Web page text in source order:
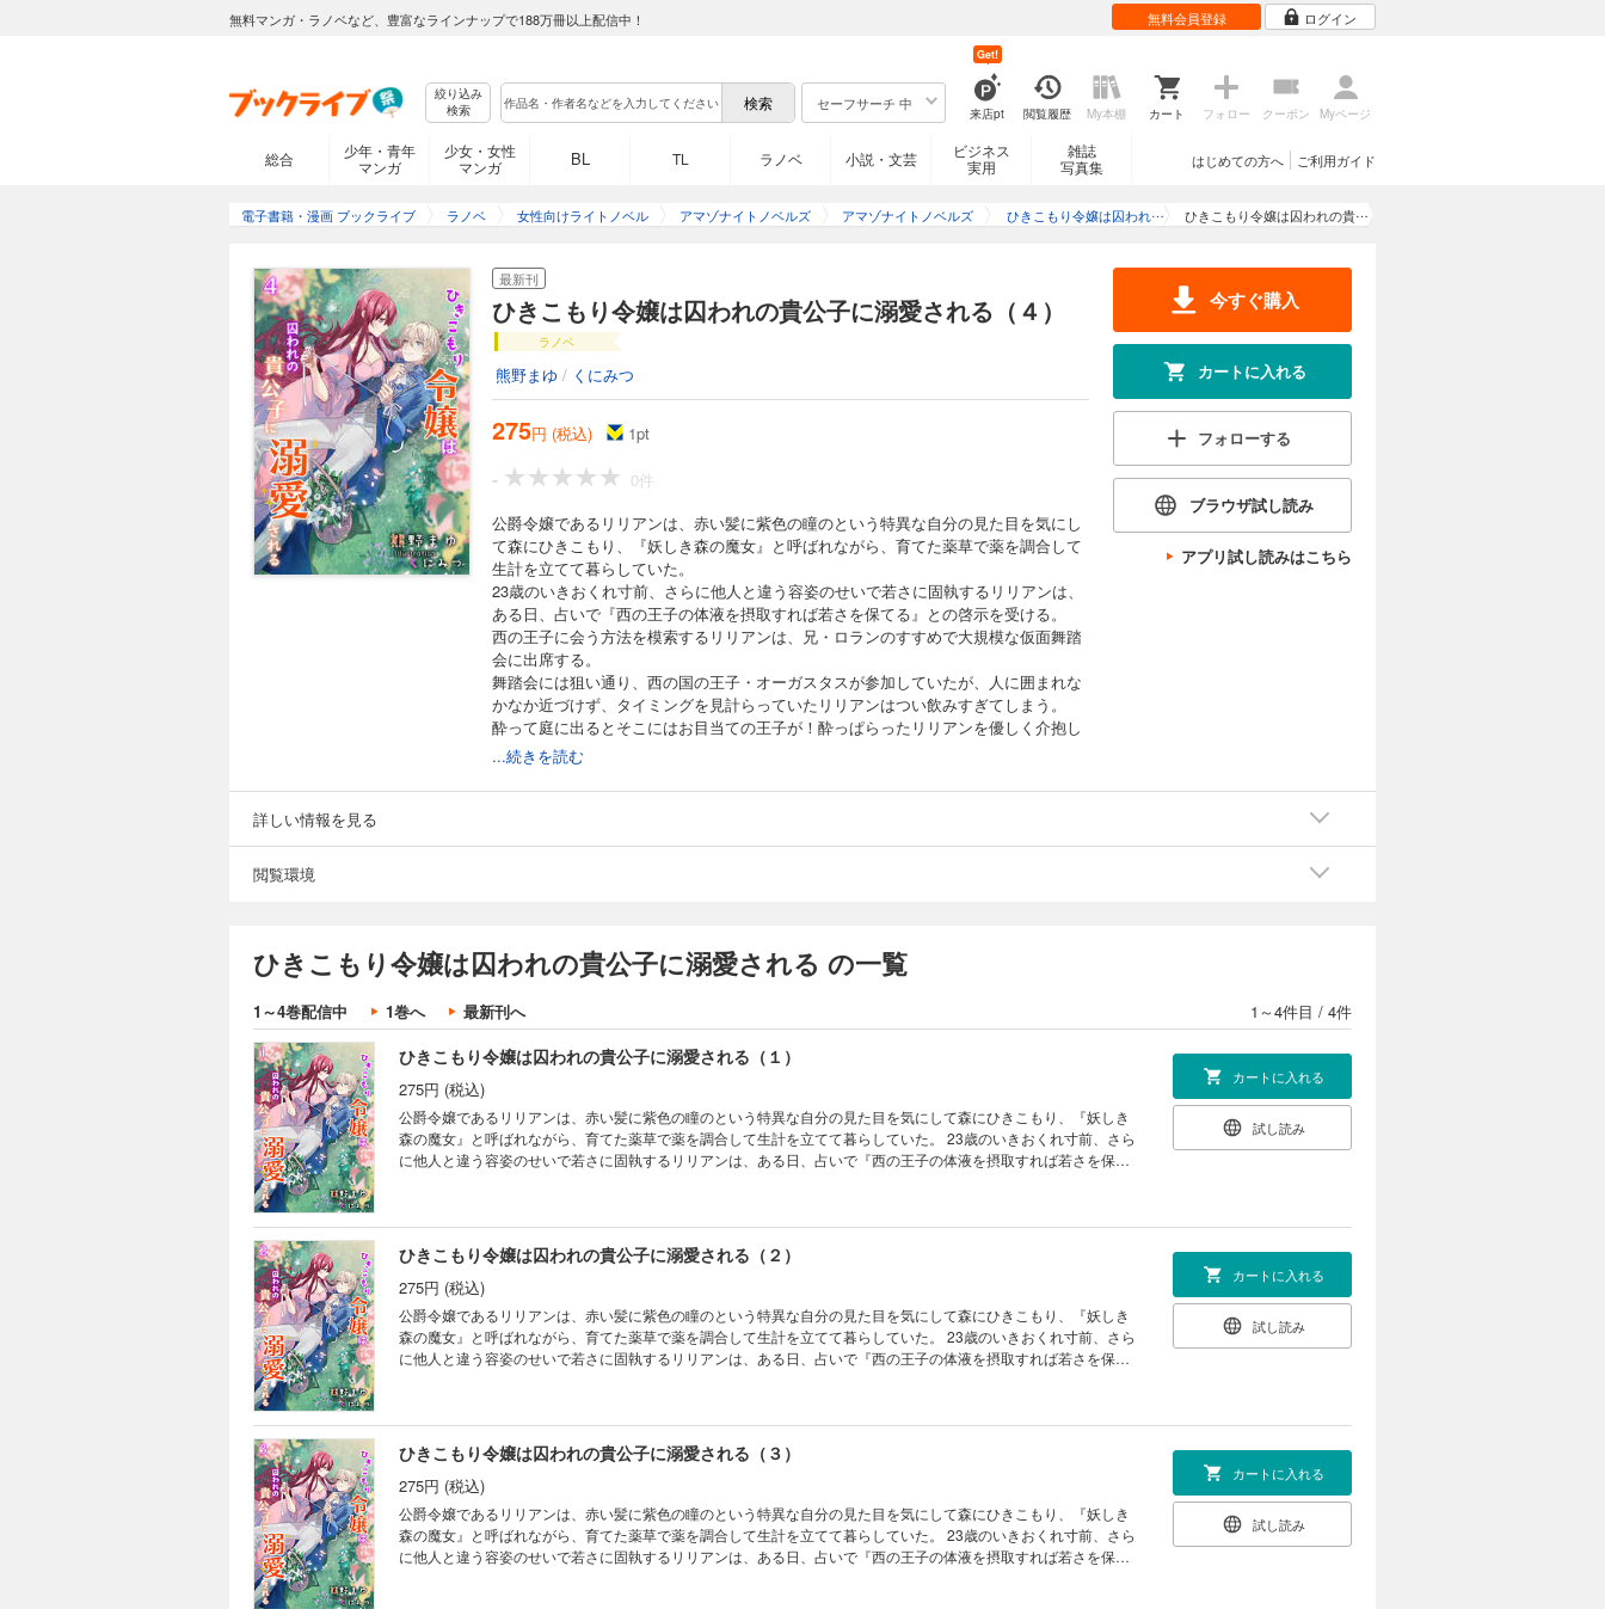
無料マンガ・ラノベなど、豊富なラインナップで188万冊以上配信中！ 無料会員登録 ログイン
絞り込み
検索
セーフサーチ 中
来店pt
Get!
閲覧履歴 My本棚 カート フォロー クーポン Myページ
総合
少年・青年
マンガ
少女・女性
マンガ
BL TL ラノベ 小説・文芸
ビジネス
実用
雑誌
写真集
ご利用ガイド
はじめての方へ
電子書籍・漫画 ブックライブ ラノベ 女性向けライトノベル アマゾナイトノベルズ アマゾナイトノベルズ
ひきこもり令嬢は囚われ
ひきこもり令嬢は囚われの貴
最新刊
ひきこもり令嬢は囚われの貴公子に溺愛される（４）
ラノベ
熊野まゆ / くにみつ
275円 (税込) 1pt
-
0件
公爵令嬢であるリリアンは、赤い髪に紫色の瞳のという特異な自分の見た目を気にし
て森にひきこもり、『妖しき森の魔女』と呼ばれながら、育てた薬草で薬を調合して
生計を立てて暮らしていた。
23歳のいきおくれ寸前、さらに他人と違う容姿のせいで若さに固執するリリアンは、
ある日、占いで『西の王子の体液を摂取すれば若さを保てる』との啓示を受ける。
西の王子に会う方法を模索するリリアンは、兄・ロランのすすめで大規模な仮面舞踏
会に出席する。
舞踏会には狙い通り、西の国の王子・オーガスタスが参加していたが、人に囲まれな
かなか近づけず、タイミングを見計らっていたリリアンはつい飲みすぎてしまう。
酔って庭に出るとそこにはお目当ての王子が！酔っぱらったリリアンを優しく介抱し
てくれるオーガスタスに、
流れで「あなたの体液をください！」とお願いすると、オーガスタスはどういうわけ
か「ではぜひ僕を誘拐してください」と言いだし、そのまま舞踏会を抜け出して!?
『ひきこもり令嬢は囚われの貴公子に溺愛される（４）』には「第四章」（後半）～
...続きを読む
今すぐ購入
カートに入れる
フォローする
ブラウザ試し読み
アプリ試し読みはこちら
詳しい情報を見る
閲覧環境
ひきこもり令嬢は囚われの貴公子に溺愛される の一覧
1～4巻配信中 1巻へ 最新刊へ 1～4件目 / 4件
ひきこもり令嬢は囚われの貴公子に溺愛される（１）
275円 (税込)
公爵令嬢であるリリアンは、赤い髪に紫色の瞳のという特異な自分の見た目を気にして森にひきこもり、『妖しき
森の魔女』と呼ばれながら、育てた薬草で薬を調合して生計を立てて暮らしていた。 23歳のいきおくれ寸前、さら
に他人と違う容姿のせいで若さに固執するリリアンは、ある日、占いで『西の王子の体液を摂取すれば若さを保て
タイミングを見計らっていたリリアンはつい飲みすぎてしまう。 酔って庭に出るとそこにはお目当ての王子が！酔
っぱらったリリアンを優しく介抱してくれるオーガスタスに、 流れで「あなたの体液をください！」とお願いする
と、オーガスタスはどういうわけか「ではぜひ僕を誘拐してください」と言いだし、そのまま舞踏会を抜け出し
て!? ひきこもり公爵令嬢と、年下貴公子の淫らで甘々なスローライフ！ 『ひきこもり令嬢は囚われの貴公子に溺愛
される（１）』には「序章」～「第一章」までを収録
カートに入れる
試し読み
ひきこもり令嬢は囚われの貴公子に溺愛される（２）
275円 (税込)
公爵令嬢であるリリアンは、赤い髪に紫色の瞳のという特異な自分の見た目を気にして森にひきこもり、『妖しき
森の魔女』と呼ばれながら、育てた薬草で薬を調合して生計を立てて暮らしていた。 23歳のいきおくれ寸前、さら
に他人と違う容姿のせいで若さに固執するリリアンは、ある日、占いで『西の王子の体液を摂取すれば若さを保て
タイミングを見計らっていたリリアンはつい飲みすぎてしまう。 酔って庭に出るとそこにはお目当ての王子が！酔
っぱらったリリアンを優しく介抱してくれるオーガスタスに、 流れで「あなたの体液をください！」とお願いする
と、オーガスタスはどういうわけか「ではぜひ僕を誘拐してください」と言いだし、そのまま舞踏会を抜け出し
て!? ひきこもり公爵令嬢と、年下貴公子の淫らで甘々なスローライフ！ 『ひきこもり令嬢は囚われの貴公子に溺愛
される（２）』には「第二章」～「第三章」（前半）までを収録
カートに入れる
試し読み
ひきこもり令嬢は囚われの貴公子に溺愛される（３）
275円 (税込)
公爵令嬢であるリリアンは、赤い髪に紫色の瞳のという特異な自分の見た目を気にして森にひきこもり、『妖しき
森の魔女』と呼ばれながら、育てた薬草で薬を調合して生計を立てて暮らしていた。 23歳のいきおくれ寸前、さら
に他人と違う容姿のせいで若さに固執するリリアンは、ある日、占いで『西の王子の体液を摂取すれば若さを保て
カートに入れる
試し読み